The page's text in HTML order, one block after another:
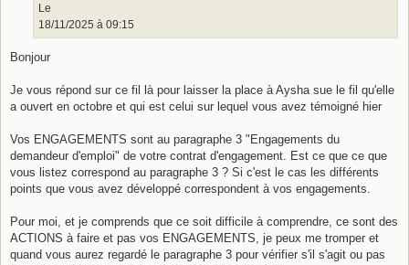
Le
18/11/2025 à 09:15
Bonjour
Je vous répond sur ce fil là pour laisser la place à Aysha sue le fil qu'elle
a ouvert en octobre et qui est celui sur lequel vous avez témoigné hier
Vos ENGAGEMENTS sont au paragraphe 3 "Engagements du
demandeur d'emploi" de votre contrat d'engagement. Est ce que ce que
vous listez correspond au paragraphe 3 ? Si c'est le cas les différents
points que vous avez développé correspondent à vos engagements.
Pour moi, et je comprends que ce soit difficile à comprendre, ce sont des
ACTIONS à faire et pas vos ENGAGEMENTS, je peux me tromper et
quand vous aurez regardé le paragraphe 3 pour vérifier s'il s'agit ou pas